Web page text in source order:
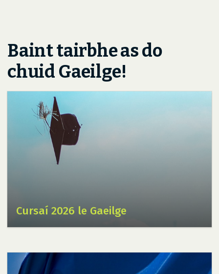
Baint tairbhe as do
chuid Gaeilge!
Cursaí 2026 le Gaeilge